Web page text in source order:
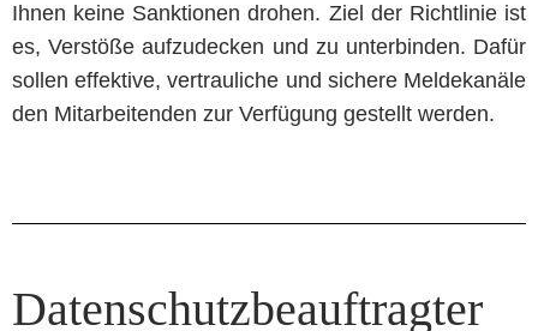
Ihnen keine Sanktionen drohen. Ziel der Richtlinie ist
es, Verstöße aufzudecken und zu unterbinden. Dafür
sollen effektive, vertrauliche und sichere Meldekanäle
den Mitarbeitenden zur Verfügung gestellt werden.
Datenschutzbeauftragter